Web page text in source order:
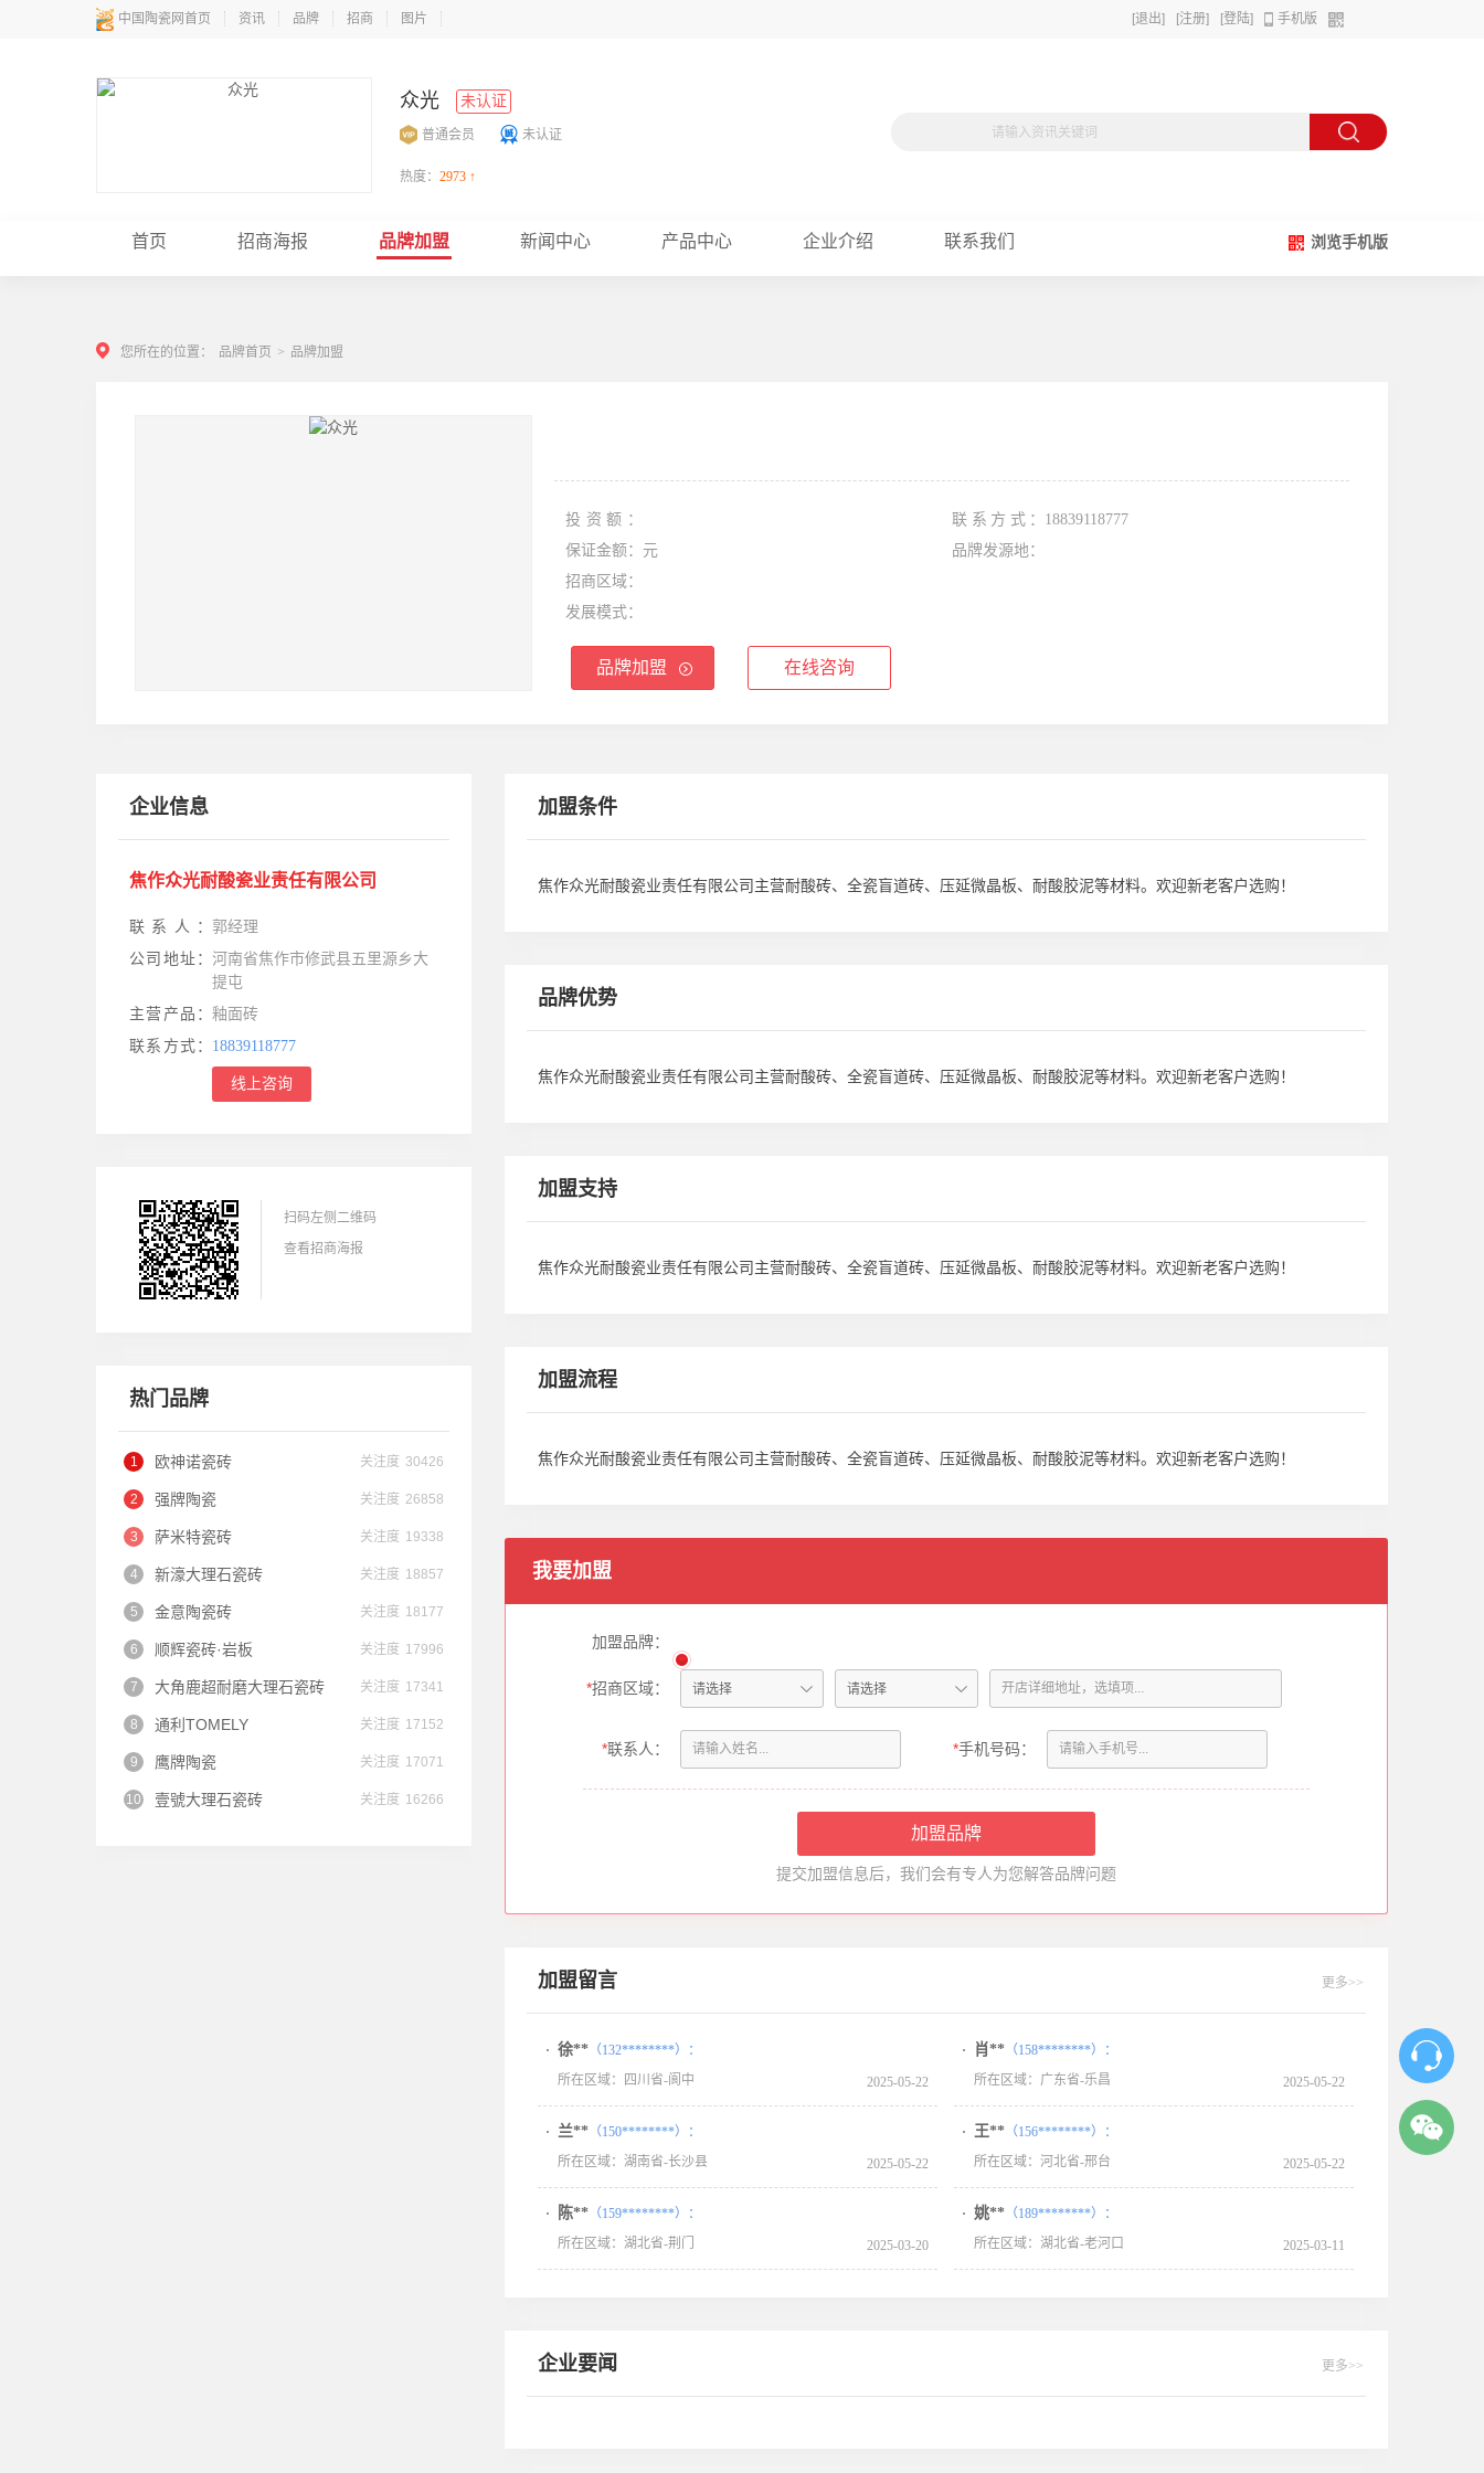
中国陶瓷网首页 资讯 品牌 招商 图片 [退出] [注册] [登陆] 手机版
众光 未认证
普通会员 未认证
热度： 2973 ↑
首页 招商海报 品牌加盟 新闻中心 产品中心 企业介绍 联系我们 浏览手机版
您所在的位置： 品牌首页 > 品牌加盟
投资额： 联系方式： 18839118777
保证金额： 元
品牌发源地：
招商区域：
发展模式：
品牌加盟 在线咨询
企业信息
焦作众光耐酸瓷业责任有限公司
联系人： 郭经理
公司地址： 河南省焦作市修武县五里源乡大
提屯
主营产品： 釉面砖
联系方式： 18839118777
线上咨询
扫码左侧二维码
查看招商海报
热门品牌
欧神诺瓷砖 关注度 30426
强牌陶瓷 关注度 26858
萨米特瓷砖 关注度 19338
新濠大理石瓷砖 关注度 18857
金意陶瓷砖 关注度 18177
顺辉瓷砖·岩板 关注度 17996
大角鹿超耐磨大理石瓷砖 关注度 17341
通利TOMELY 关注度 17152
鹰牌陶瓷 关注度 17071
壹號大理石瓷砖 关注度 16266
加盟条件
焦作众光耐酸瓷业责任有限公司主营耐酸砖、全瓷盲道砖、压延微晶板、耐酸胶泥等材料。欢迎新老客户选购！
品牌优势
焦作众光耐酸瓷业责任有限公司主营耐酸砖、全瓷盲道砖、压延微晶板、耐酸胶泥等材料。欢迎新老客户选购！
加盟支持
焦作众光耐酸瓷业责任有限公司主营耐酸砖、全瓷盲道砖、压延微晶板、耐酸胶泥等材料。欢迎新老客户选购！
加盟流程
焦作众光耐酸瓷业责任有限公司主营耐酸砖、全瓷盲道砖、压延微晶板、耐酸胶泥等材料。欢迎新老客户选购！
我要加盟
加盟品牌：
*招商区域：
*联系人： *手机号码：
提交加盟信息后，我们会有专人为您解答品牌问题
加盟留言 更多>>
徐** （132********）：
所在区域：四川省-阆中
2025-05-22
肖** （158********）：
所在区域：广东省-乐昌
2025-05-22
兰** （150********）：
所在区域：湖南省-长沙县
2025-05-22
王** （156********）：
所在区域：河北省-邢台
2025-05-22
陈** （159********）：
所在区域：湖北省-荆门
2025-03-20
姚** （189********）：
所在区域：湖北省-老河口
2025-03-11
企业要闻 更多>>